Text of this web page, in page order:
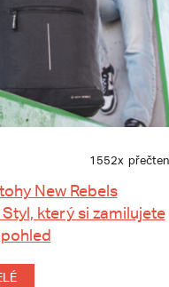
1552x
New Rebels
který si zamilujete